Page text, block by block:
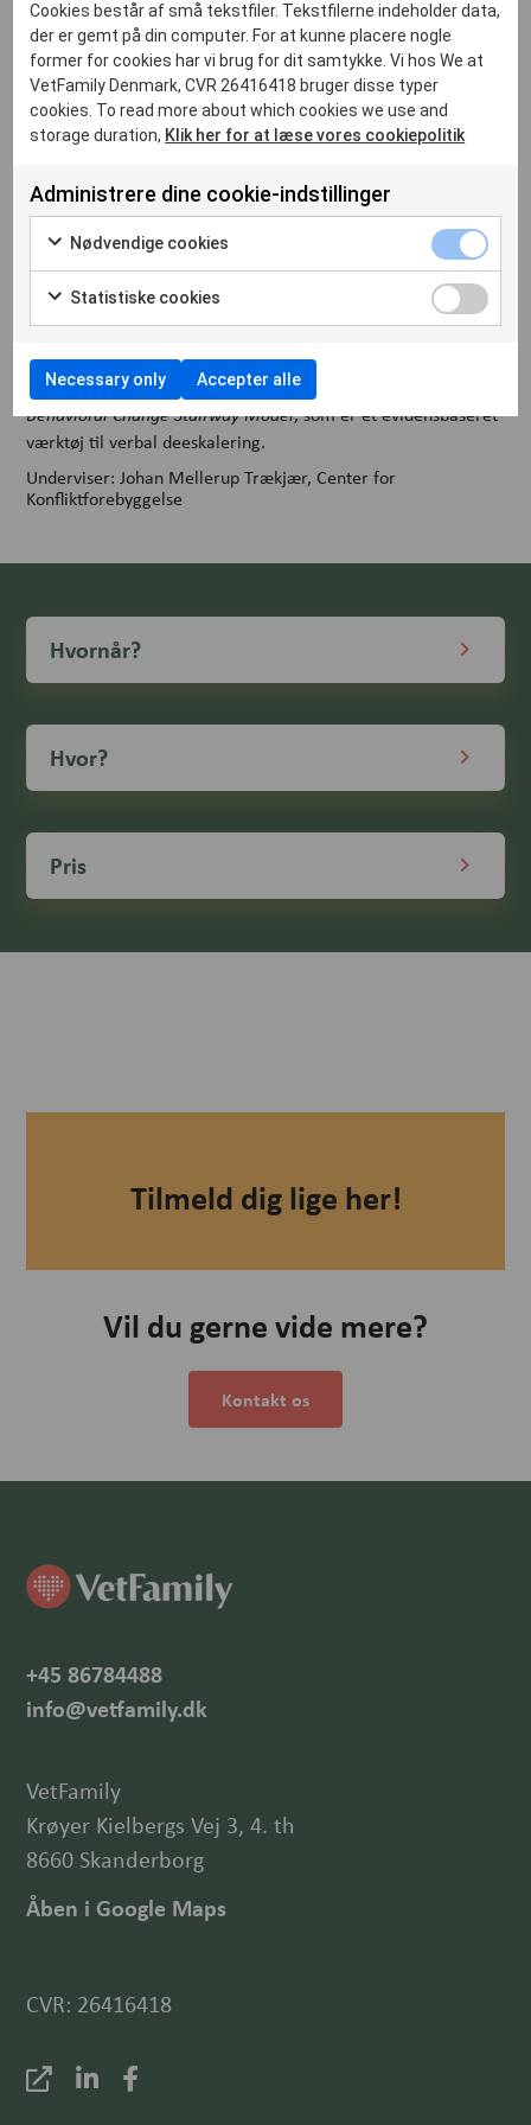
I får blandt andet indsigt i:
hvordan konflikter opstår – og hvad der sker i hjernen og
nervesystemet før, under og efter en konflikt
hvordan I håndterer egne følelser og reaktionsmønstre i
pressede situationer
hvordan I kan arbejde med konkrete strategier, der
forebygger konflikter i hverdagen
hvordan I omsætter viden til fælles procedurer i
Der arbejdes blandt andet med anerkendte metoder som
Behavioral Change Stairway Model, som er et evidensbaseret
værktøj til verbal deeskalering.
Underviser: Johan Mellerup Trækjær, Center for
Konfliktforebyggelse
Hvornår?
Hvor?
Pris
Tilmeld dig lige her!
Vil du gerne vide mere?
Kontakt os
+45 86784488
info@vetfamily.dk
VetFamily
Krøyer Kielbergs Vej 3, 4. th
8660 Skanderborg
Åben i Google Maps
CVR: 26416418
Cookies består af små tekstfiler. Tekstfilerne indeholder data,
der er gemt på din computer. For at kunne placere nogle
former for cookies har vi brug for dit samtykke. Vi hos We at
VetFamily Denmark, CVR 26416418 bruger disse typer
cookies. To read more about which cookies we use and
storage duration, Klik her for at læse vores cookiepolitik
Administrere dine cookie-indstillinger
Nødvendige cookies
Statistiske cookies
Necessary only Accepter alle